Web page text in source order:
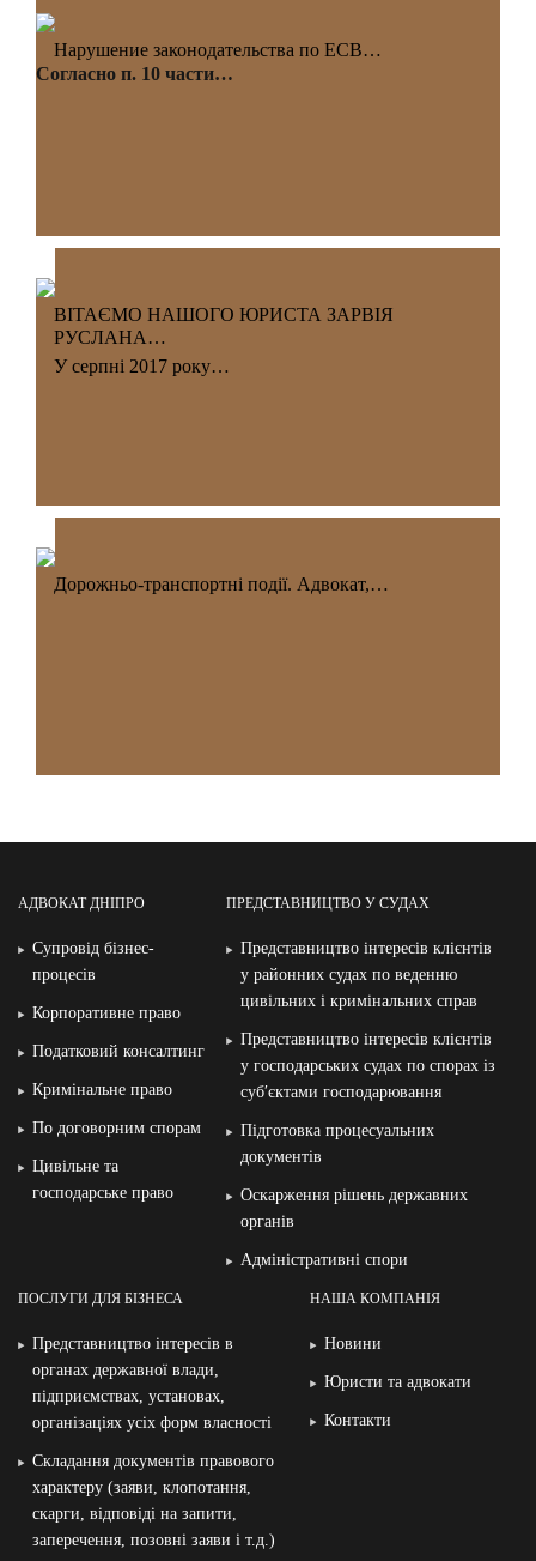
Нарушение законодательства по ЕСВ…
Согласно п. 10 части…
ВІТАЄМО НАШОГО ЮРИСТА ЗАРВІЯ
РУСЛАНА…
У серпні 2017 року…
Дорожньо-транспортні події. Адвокат,…
АДВОКАТ ДНІПРО
Супровід бізнес-
процесів
Корпоративне право
Податковий консалтинг
Кримінальне право
По договорним спорам
Цивільне та
господарське право
ПРЕДСТАВНИЦТВО У СУДАХ
Представництво інтересів клієнтів
у районних судах по веденню
цивільних і кримінальних справ
Представництво інтересів клієнтів
у господарських судах по спорах із
суб′єктами господарювання
Підготовка процесуальних
документів
Оскарження рішень державних
органів
Адміністративні спори
ПОСЛУГИ ДЛЯ БІЗНЕСА
Представництво інтересів в
органах державної влади,
підприємствах, установах,
організаціях усіх форм власності
Складання документів правового
характеру (заяви, клопотання,
скарги, відповіді на запити,
заперечення, позовні заяви і т.д.)
НАША КОМПАНІЯ
Новини
Юристи та адвокати
Контакти